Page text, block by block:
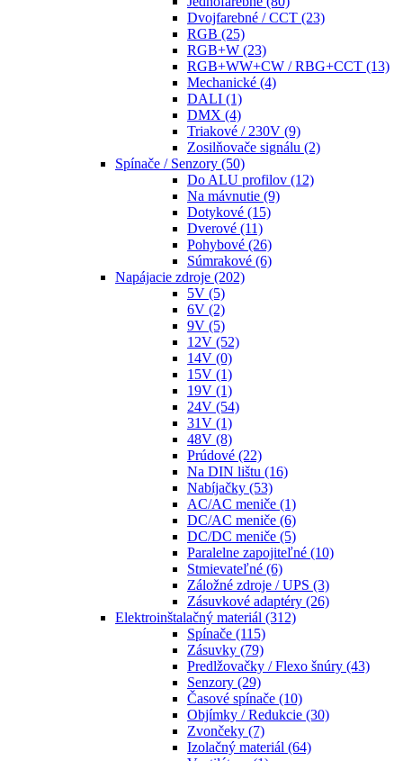
Dvojfarebné / CCT (23)
RGB (25)
RGB+W (23)
RGB+WW+CW / RBG+CCT (13)
Mechanické (4)
DALI (1)
DMX (4)
Triakové / 230V (9)
Zosilňovače signálu (2)
Spínače / Senzory (50)
Do ALU profilov (12)
Na mávnutie (9)
Dotykové (15)
Dverové (11)
Pohybové (26)
Súmrakové (6)
Napájacie zdroje (202)
5V (5)
6V (2)
9V (5)
12V (52)
14V (0)
15V (1)
19V (1)
24V (54)
31V (1)
48V (8)
Prúdové (22)
Na DIN lištu (16)
Nabíjačky (53)
AC/AC meniče (1)
DC/AC meniče (6)
DC/DC meniče (5)
Paralelne zapojiteľné (10)
Stmievateľné (6)
Záložné zdroje / UPS (3)
Zásuvkové adaptéry (26)
Elektroinštalačný materiál (312)
Spínače (115)
Zásuvky (79)
Predlžovačky / Flexo šnúry (43)
Senzory (29)
Časové spínače (10)
Objímky / Redukcie (30)
Zvončeky (7)
Izolačný materiál (64)